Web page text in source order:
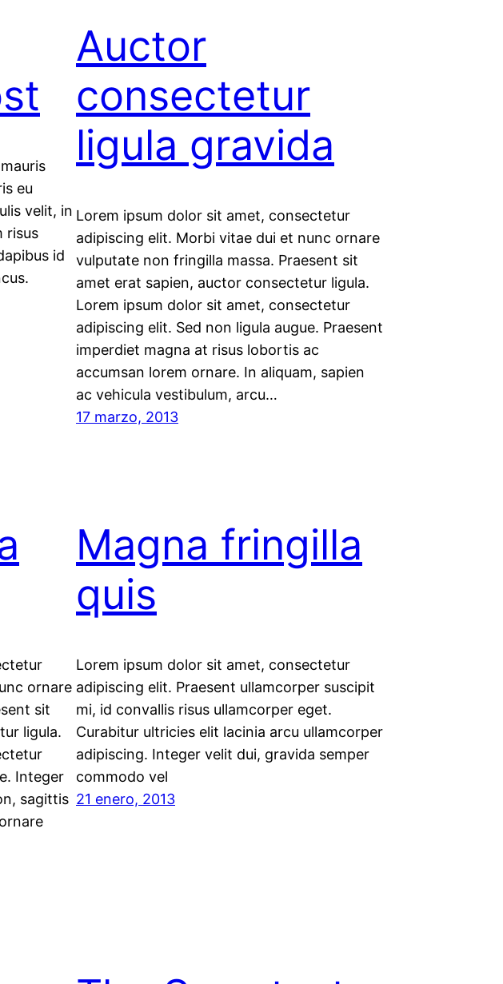
eu
velit, in
risus
id
Auctor
consectetur
ligula gravida
Lorem ipsum dolor sit amet, consectetur
adipiscing elit. Morbi vitae dui et nunc ornare
vulputate non fringilla massa. Praesent sit
amet erat sapien, auctor consectetur ligula.
Lorem ipsum dolor sit amet, consectetur
adipiscing elit. Sed non ligula augue. Praesent
imperdiet magna at risus lobortis ac
accumsan lorem ornare. In aliquam, sapien
ac vehicula vestibulum, arcu…
17 marzo, 2013
ornare
sit
ligula.
Integer
sagittis
Magna fringilla
quis
Lorem ipsum dolor sit amet, consectetur
adipiscing elit. Praesent ullamcorper suscipit
mi, id convallis risus ullamcorper eget.
Curabitur ultricies elit lacinia arcu ullamcorper
adipiscing. Integer velit dui, gravida semper
commodo vel
21 enero, 2013